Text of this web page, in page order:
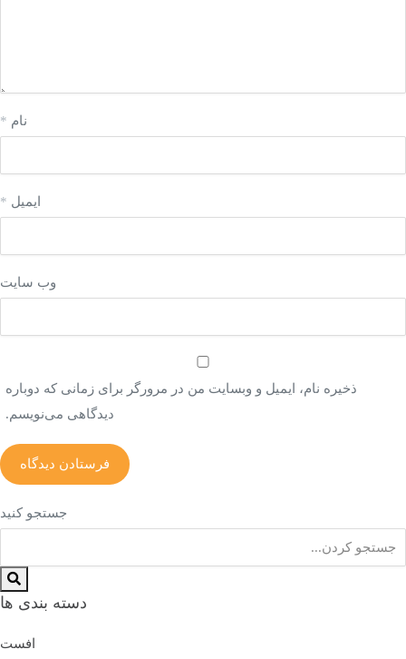
نام*
ایمیل*
وب‌ سایت
ذخیره نام، ایمیل و وبسایت من در مرورگر برای زمانی که دوباره
دیدگاهی می‌نویسم.
جستجو کنید
دسته بندی ها
افست